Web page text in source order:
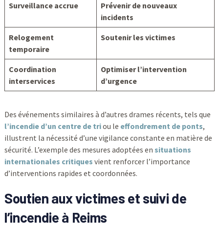
Surveillance accrue
Prévenir de nouveaux
incidents
Relogement
temporaire
Soutenir les victimes
Coordination
interservices
Optimiser l’intervention
d’urgence
Des événements similaires à d’autres drames récents, tels que
l’incendie d’un centre de triou le effondrement de ponts,
illustrent la nécessité d’une vigilance constante en matière de
sécurité. L’exemple des mesures adoptées en situations
internationales critiques vient renforcer l’importance
d’interventions rapides et coordonnées.
Soutien aux victimes et suivi de
l’incendie à Reims